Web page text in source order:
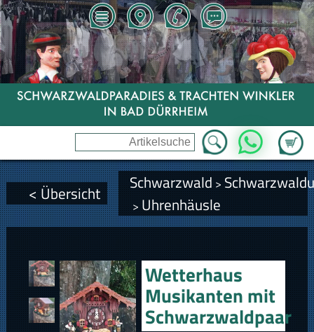
Zum
WhatsApp
< Übersicht Schwarzwald >
> Uhrenhäusle
Wetterhaus
Musikanten mit
Schwarzwaldpaar